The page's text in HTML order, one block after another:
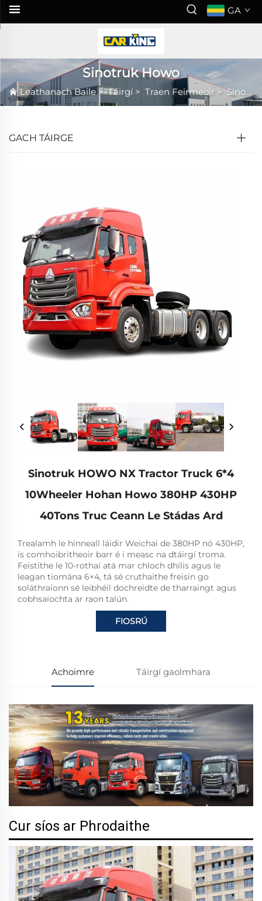
GA
Sinotruk Howo
Leathanach Baile>Táirgí > Traen Feirmeoir>Sinotruk Howo
GACH TÁIRGE
Sinotruk HOWO NX Tractor Truck 6*4
10Wheeler Hohan Howo 380HP 430HP
40Tons Truc Ceann Le Stádas Ard
Trealamh le hinneall láidir Weichai de 380HP nó 430HP,
is comhoibritheoir barr é i measc na dtáirgí troma.
Feistithe le 10-rothaí atá mar chloch dhílis agus le
leagan tiomána 6×4, tá sé cruthaithe freisin go
soláthraíonn sé leibhéil dochreidte de tharraingt agus
cobhsaíochta ar raon talún.
FIOSRÚ
Achoimre Táirgí gaolmhara
Cur síos ar Phrodaithe